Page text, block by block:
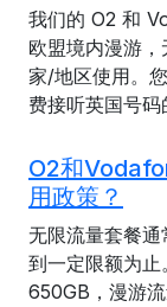
我们的 O2 和
欧盟境内漫游
家/地区使用。
费接听英国号码
O2和
用政策？
无限流量套餐
到一定限额为
650GB，漫游